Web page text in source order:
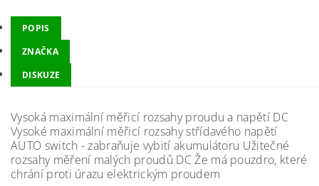
POPIS
ZNAČKA
DISKUZE
Vysoká maximální měřicí rozsahy proudu a napětí DC
Vysoké maximální měřicí rozsahy střídavého napětí
AUTO switch - zabraňuje vybití akumulátoru Užitečné
rozsahy měření malých proudů DC Že má pouzdro, které
chrání proti úrazu elektrickým proudem